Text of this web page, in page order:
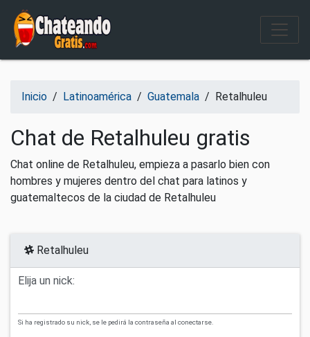
Salir del contenido
Inicio / Latinoamérica / Guatemala / Retalhuleu
Chat de Retalhuleu gratis
Chat online de Retalhuleu, empieza a pasarlo bien con
hombres y mujeres dentro del chat para latinos y
guatemaltecos de la ciudad de Retalhuleu
Retalhuleu
Elija un nick:
Si ha registrado su nick, se le pedirá la contraseña al conectarse.